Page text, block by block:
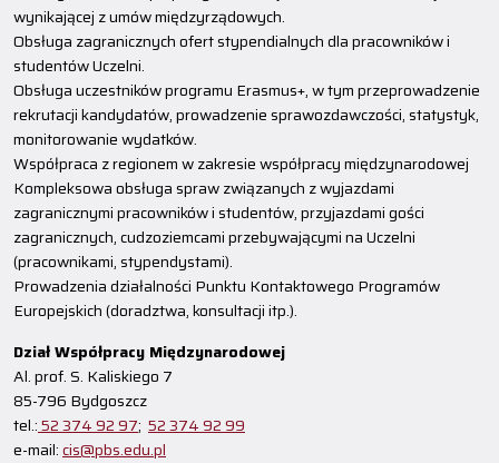
wynikającej z umów międzyrządowych.
Obsługa zagranicznych ofert stypendialnych dla pracowników i
studentów Uczelni.
Obsługa uczestników programu Erasmus+, w tym przeprowadzenie
rekrutacji kandydatów, prowadzenie sprawozdawczości, statystyk,
monitorowanie wydatków.
Współpraca z regionem w zakresie współpracy międzynarodowej
Kompleksowa obsługa spraw związanych z wyjazdami
zagranicznymi pracowników i studentów, przyjazdami gości
zagranicznych, cudzoziemcami przebywającymi na Uczelni
(pracownikami, stypendystami).
Prowadzenia działalności Punktu Kontaktowego Programów
Europejskich (doradztwa, konsultacji itp.).
Dział Współpracy Międzynarodowej
Al. prof. S. Kaliskiego 7
85-796 Bydgoszcz
tel.:52 374 92 97; 52 374 92 99
e-mail:cis@pbs.edu.pl